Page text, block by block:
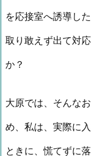
を応接室へ誘導し
取り敢えず出て対
か？
大原では、そんな
め、私は、実際に
ときに、慌てずに